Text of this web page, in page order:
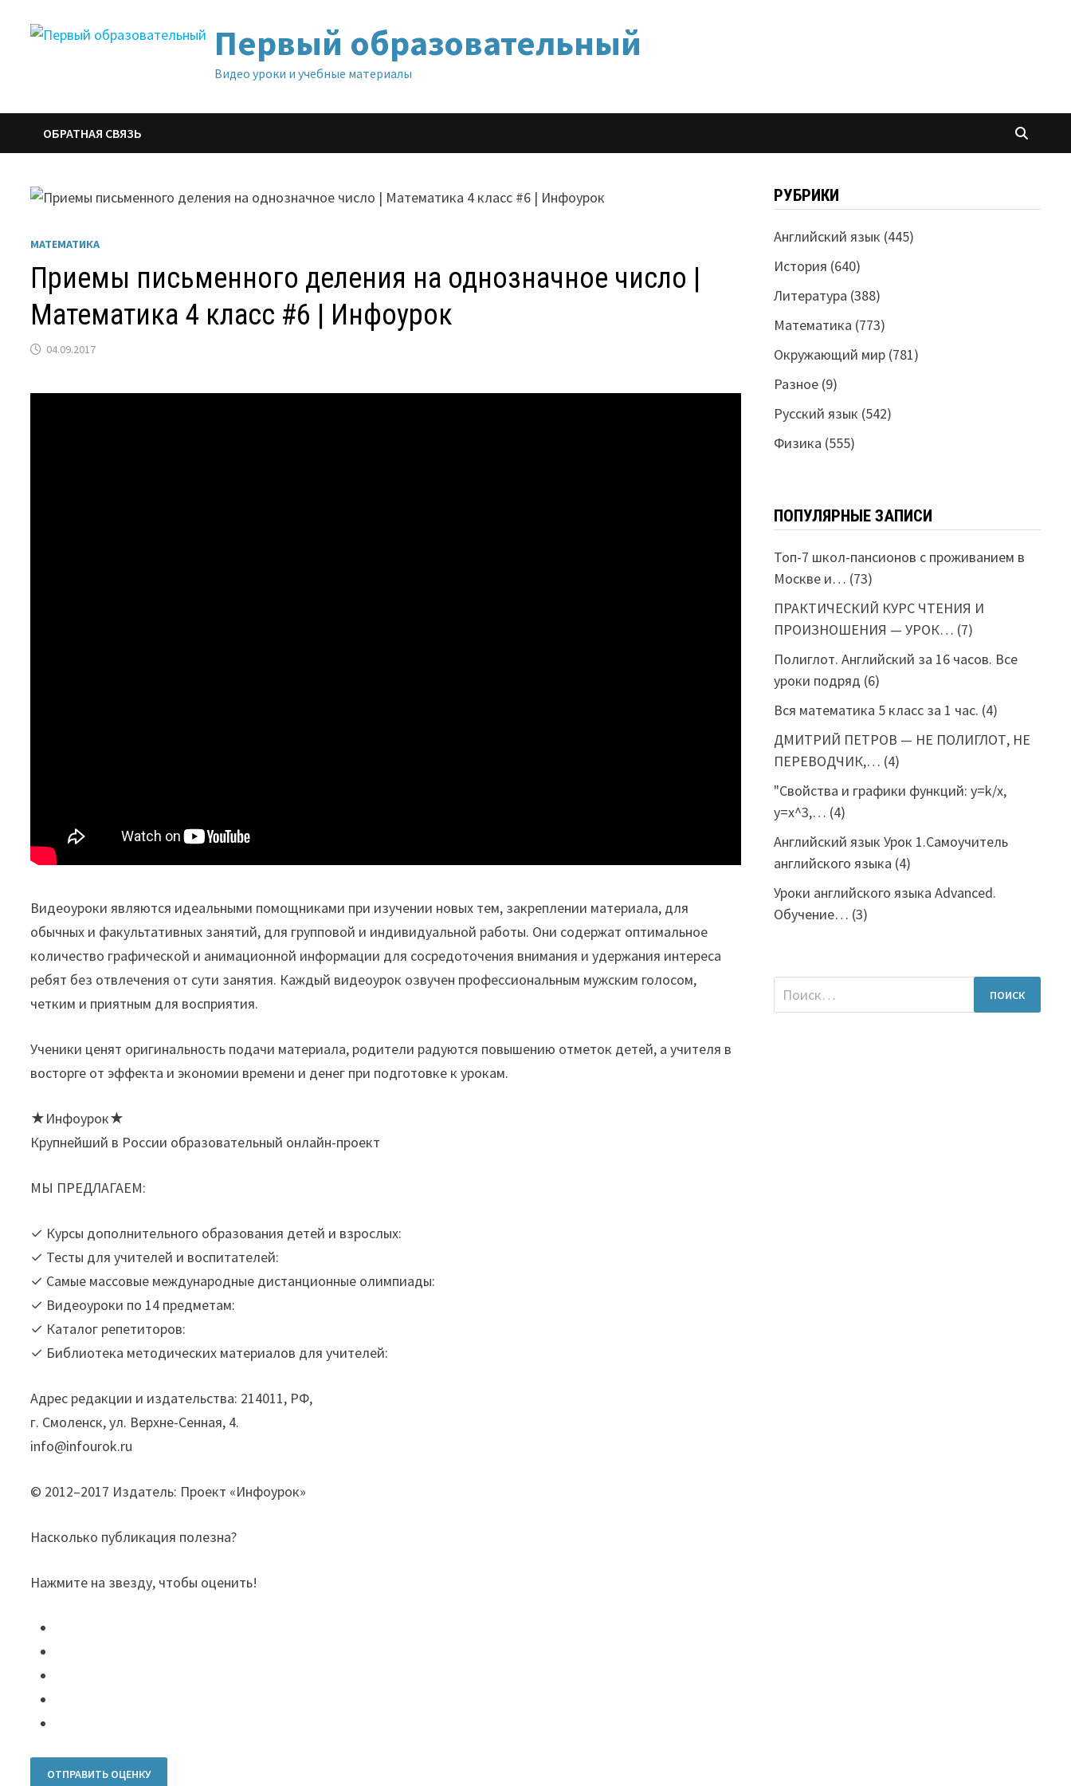
Первый образовательный
Видео уроки и учебные материалы
ОБРАТНАЯ СВЯЗЬ
МАТЕМАТИКА
Приемы письменного деления на однозначное число |
Математика 4 класс #6 | Инфоурок
04.09.2017
Видеоуроки являются идеальными помощниками при изучении новых тем, закреплении материала, для
обычных и факультативных занятий, для групповой и индивидуальной работы. Они содержат оптимальное
количество графической и анимационной информации для сосредоточения внимания и удержания интереса
ребят без отвлечения от сути занятия. Каждый видеоурок озвучен профессиональным мужским голосом,
четким и приятным для восприятия.
Ученики ценят оригинальность подачи материала, родители радуются повышению отметок детей, а учителя в
восторге от эффекта и экономии времени и денег при подготовке к урокам.
★Инфоурок★
Крупнейший в России образовательный онлайн-проект
МЫ ПРЕДЛАГАЕМ:
✓ Курсы дополнительного образования детей и взрослых:
✓ Тесты для учителей и воспитателей:
✓ Самые массовые международные дистанционные олимпиады:
✓ Видеоуроки по 14 предметам:
✓ Каталог репетиторов:
✓ Библиотека методических материалов для учителей:
Адрес редакции и издательства: 214011, РФ,
г. Смоленск, ул. Верхне-Сенная, 4.
info@infourok.ru
© 2012–2017 Издатель: Проект «Инфоурок»
Насколько публикация полезна?
Нажмите на звезду, чтобы оценить!
ОТПРАВИТЬ ОЦЕНКУ
РУБРИКИ
Английский язык (445)
История (640)
Литература (388)
Математика (773)
Окружающий мир(781)
Разное(9)
Русский язык (542)
Физика (555)
ПОПУЛЯРНЫЕ ЗАПИСИ
Топ-7 школ-пансионов с проживанием в
Москве и… (73)
ПРАКТИЧЕСКИЙ КУРС ЧТЕНИЯ И
ПРОИЗНОШЕНИЯ — УРОК… (7)
Полиглот. Английский за 16 часов. Все
уроки подряд (6)
Вся математика 5 класс за 1 час. (4)
ДМИТРИЙ ПЕТРОВ — НЕ ПОЛИГЛОТ, НЕ
ПЕРЕВОДЧИК,… (4)
"Свойства и графики функций: y=k/x,
y=x^3,… (4)
Английский язык Урок 1.Самоучитель
английского языка (4)
Уроки английского языка Advanced.
Обучение… (3)
Найти: